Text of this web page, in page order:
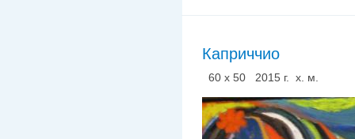
Каприччио
60 х 50 2015 г. х. м.